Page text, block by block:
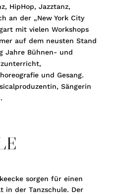
HipHop, Jazztanz,
an der „New York City
mit vielen Workshops
auf dem neusten Stand
Jahre Bühnen- und
und Gesang.
Sängerin
sorgen für einen
in der Tanzschule. Der